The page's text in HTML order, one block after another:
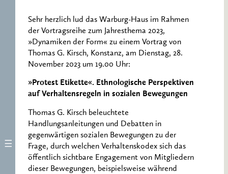
Sehr herzlich lud das Warburg-Haus im Rahmen
der Vortragsreihe zum Jahresthema 2023,
»Dynamiken der Form« zu einem Vortrag von
Thomas G. Kirsch, Konstanz, am Dienstag, 28.
November 2023 um 19.00 Uhr:
»Protest Etikette«. Ethnologische Perspektiven
auf Verhaltensregeln in sozialen Bewegungen
Thomas G. Kirsch beleuchtete
Handlungsanleitungen und Debatten in
gegenwärtigen sozialen Bewegungen zu der
Frage, durch welchen Verhaltenskodex sich das
öffentlich sichtbare Engagement von Mitgliedern
dieser Bewegungen, beispielsweise während